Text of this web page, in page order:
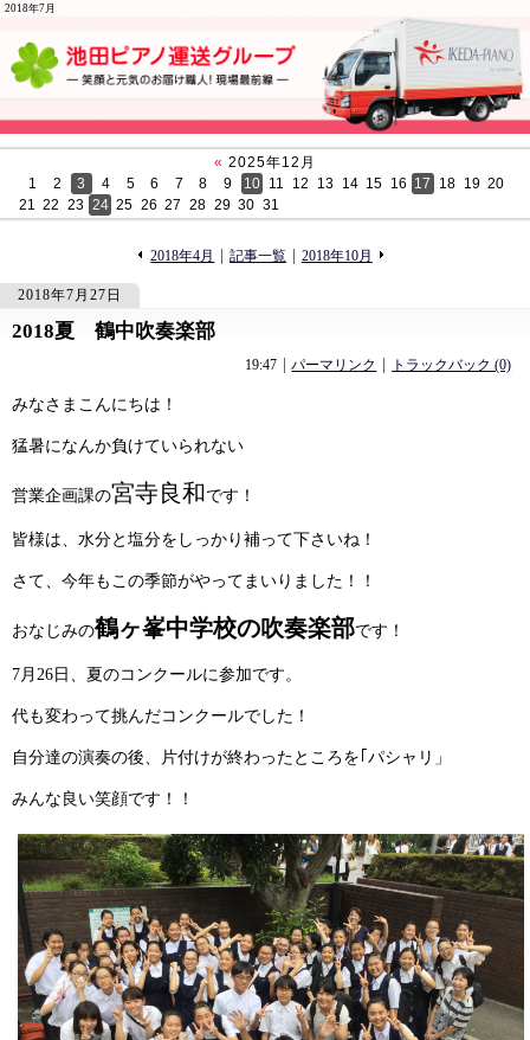
2018年7月
« 2025年12月
1
2 3 4 5 6 7 8 9 10 11 12 13 14 15 16 17 18 19 20
21 22 23 24 25 26 27 28 29 30 31
«
2018年4月 記事一覧 2018年10月
2018年7月27日
2018夏 鶴中吹奏楽部
19:47 パーマリンク トラックバック (0)
みなさまこんにちは！
猛暑になんか負けていられない
営業企画課の宮寺良和です！
皆様は、水分と塩分をしっかり補って下さいね！
さて、今年もこの季節がやってまいりました！！
おなじみの鶴ヶ峯中学校の吹奏楽部です！
7月26日、夏のコンクールに参加です。
代も変わって挑んだコンクールでした！
自分達の演奏の後、片付けが終わったところを｢パシャリ」
みんな良い笑顔です！！